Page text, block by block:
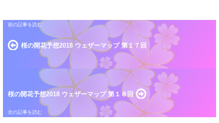
桜の開花予想2018 ウェザーマップ 第１７回
桜の開花予想2018 ウェザーマップ 第１８回